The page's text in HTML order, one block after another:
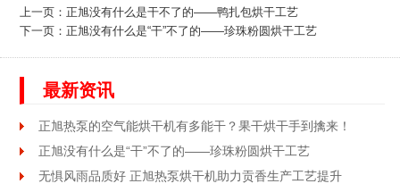
上一页：正旭没有什么是干不了的——鸭扎包烘干工艺
下一页：正旭没有什么是“干”不了的——珍珠粉圆烘干工艺
最新资讯
正旭热泵的空气能烘干机有多能干？果干烘干手到擒来！
正旭没有什么是“干”不了的——珍珠粉圆烘干工艺
无惧风雨品质好 正旭热泵烘干机助力贡香生产工艺提升